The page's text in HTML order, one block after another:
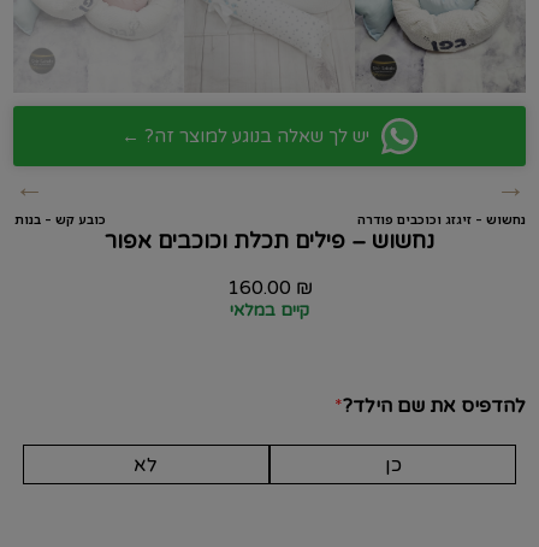
יש לך שאלה בנוגע למוצר זה? ←
→
נחשוש – זיגזג וכוכבים פודרה
←
כובע קש – בנות
נחשוש – פילים תכלת וכוכבים אפור
160.00 ₪
קיים במלאי
*להדפיס את שם הילד?
כן לא